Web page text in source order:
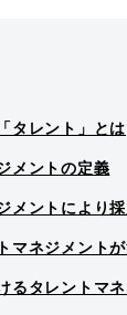
タレント」とは
メントの定義
メントにより
マネジメント
るタレントマ